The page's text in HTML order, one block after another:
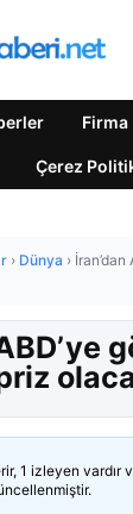
Firma
Çerez
› Dünya › İran’dan
1 izleyen vardır